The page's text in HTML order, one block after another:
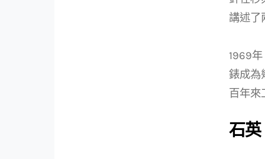
講述了
1969
錶成為
百年來
石英